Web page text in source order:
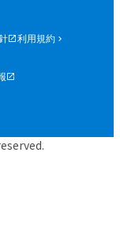
利用規約